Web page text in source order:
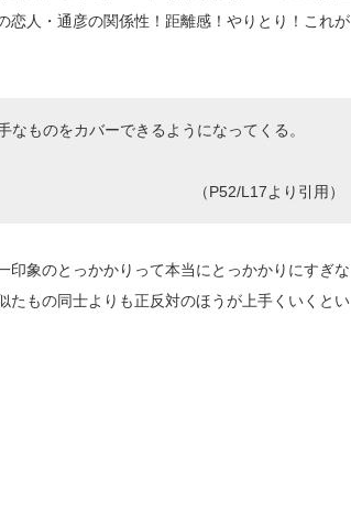
恋人・通彦の関係性！距離感！やりとり！これが
なものをカバーできるようになってくる。
（P52/L17より引用）
印象のとっかかりって本当にとっかかりにすぎな
たもの同士よりも正反対のほうが上手くいくとい